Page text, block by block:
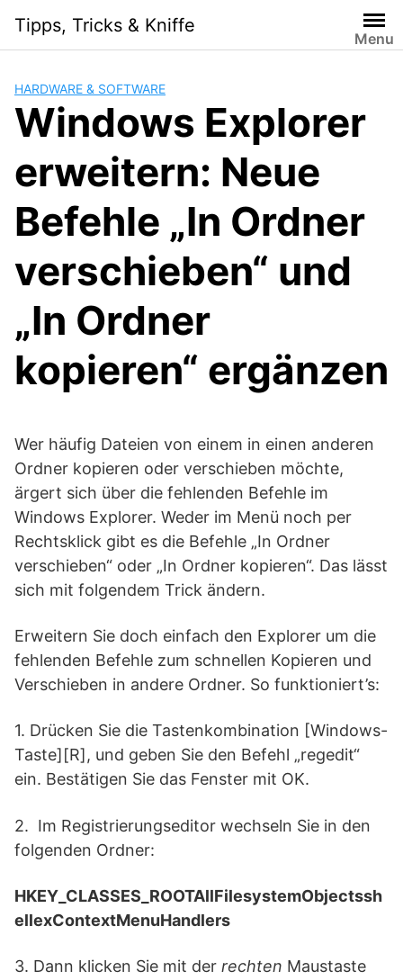
content
Tipps, Tricks & Kniffe
Menu
HARDWARE & SOFTWARE
Windows Explorer
erweitern: Neue
Befehle „In Ordner
verschieben“ und
„In Ordner
kopieren“ ergänzen
Wer häufig Dateien von einem in einen anderen
Ordner kopieren oder verschieben möchte,
ärgert sich über die fehlenden Befehle im
Windows Explorer. Weder im Menü noch per
Rechtsklick gibt es die Befehle „In Ordner
verschieben“ oder „In Ordner kopieren“. Das lässt
sich mit folgendem Trick ändern.
Erweitern Sie doch einfach den Explorer um die
fehlenden Befehle zum schnellen Kopieren und
Verschieben in andere Ordner. So funktioniert’s:
1. Drücken Sie die Tastenkombination [Windows-
Taste][R], und geben Sie den Befehl „regedit“
ein. Bestätigen Sie das Fenster mit OK.
2. Im Registrierungseditor wechseln Sie in den
folgenden Ordner:
HKEY_CLASSES_ROOTAllFilesystemObjectssh
ellexContextMenuHandlers
3. Dann klicken Sie mit der rechten Maustaste